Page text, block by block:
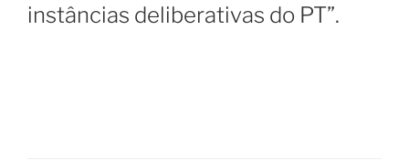
instâncias deliberativas do PT”.